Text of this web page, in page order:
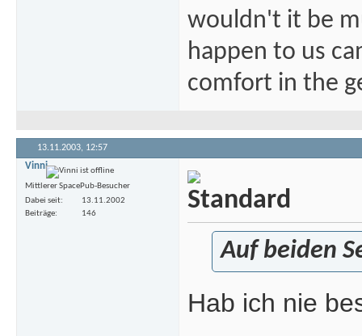
wouldn't it be
happen to us
comfort in the
13.11.2003, 12:57
Vinni
Mittlerer SpacePub-Besucher
Dabei seit
13.11.2002
Beiträge
146
Auf beiden
Hab ich nie